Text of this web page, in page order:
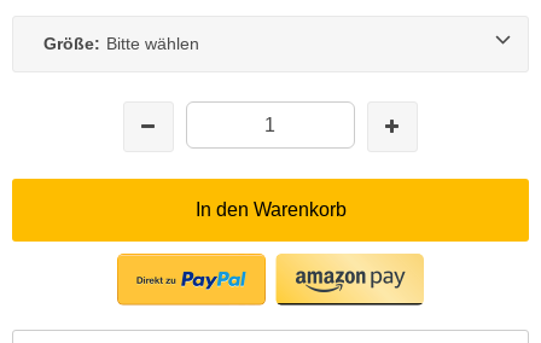
Größe: Bitte wählen
In den Warenkorb